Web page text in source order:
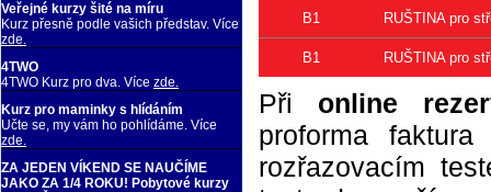
Veřejné kurzy šité na míru
Kurz přesně podle vašich představ. Více
zde.
4TWO
4TWO Kurz pro dva. Více zde.
Kurz pro maminky s hlídáním
Učte se, my vám ho pohlídáme. Více
zde.
ZA JEDEN VÍKEND SE NAUČÍME
JAKO ZA 1/4 ROKU! Pobytové kurzy
B1 RUŠTINA pro
B1 RUŠTINA pro
Při online
proforma
rozřazovacím